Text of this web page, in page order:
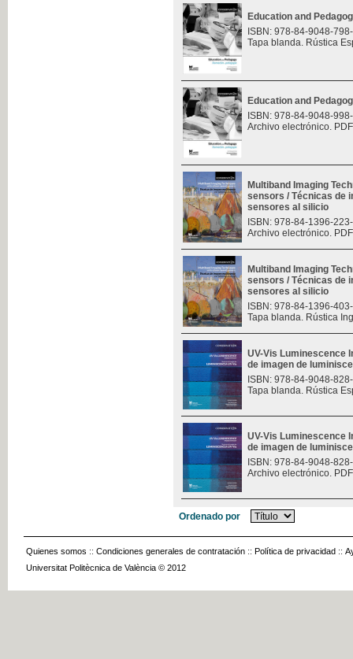
Education and
ISBN: 978-84-9048-
Tapa blanda. Rústica
Education and
ISBN: 978-84-9048-
Archivo electrónico.
Multiband Imaging
sensors / Técnicas de
sensores al silicio
ISBN: 978-84-1396-
Archivo electrónico.
Multiband Imaging
sensors / Técnicas de
sensores al silicio
ISBN: 978-84-1396-
Tapa blanda. Rústica
UV-Vis Luminescence
de imagen de
ISBN: 978-84-9048-
Tapa blanda. Rústica
UV-Vis Luminescence
de imagen de
ISBN: 978-84-9048-
Archivo electrónico.
Ordenado por
Quienes somos :: Condiciones generales de contratación :: Política de privacidad ::
Universitat Politècnica de València © 2012